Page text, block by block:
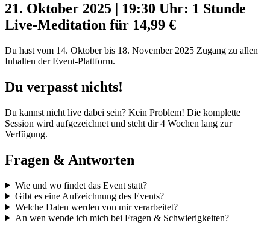
21. Oktober 2025 | 19:30 Uhr: 1 Stunde
Live-Meditation für 14,99 €
Du hast vom 14. Oktober bis 18. November 2025 Zugang zu allen
Inhalten der Event-Plattform.
Du verpasst nichts!
Du kannst nicht live dabei sein? Kein Problem! Die komplette
Session wird aufgezeichnet und steht dir 4 Wochen lang zur
Verfügung.
Fragen & Antworten
Wie und wo findet das Event statt?
Gibt es eine Aufzeichnung des Events?
Welche Daten werden von mir verarbeitet?
An wen wende ich mich bei Fragen & Schwierigkeiten?